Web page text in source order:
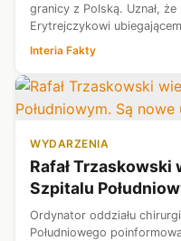
granicy z Polską. Uznał,
Erytrejczykowi
dublińskiej. "Po raz kole...
Interia Fakty
WYDARZENIA
Rafał Trzaskowski
Szpitalu
Ordynator oddziału
Południowego